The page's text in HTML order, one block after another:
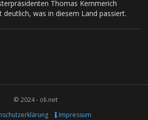
Thomas Kemmerich
deutlich, was in diesem Land passiert.
© 2024 - oli.net
Impressum